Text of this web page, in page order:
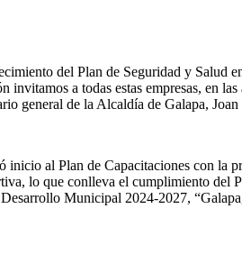
del Plan de Seguridad y
a todas estas empresas, en
general de la Alcaldía de Galapa,
al Plan de Capacitaciones con
lo que conlleva el cumplimiento del
Municipal 2024-2027,